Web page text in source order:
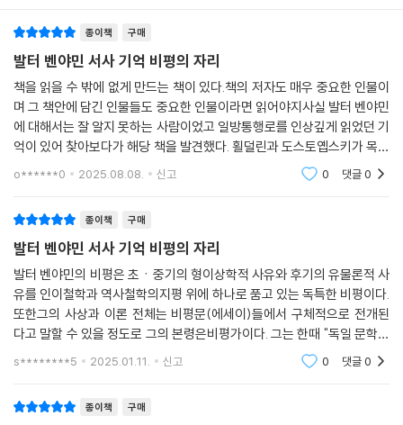
비평을 하나의 장르로 창출해낼 필요성은 벤야민에게는 당대에 퇴락해가
는 비평문화에서 자명하게 여겨졌다. 그는 "저널리즘이 비평을 파멸시킨
도구로 사용한 서평 제도의 무계획성과 자의성"에서 비평이 몰락해가는
원인을 본다. 비평의 권위는 점점 실추되고 신간에 대한 정보를 소개하며
허섭스레기 같은 미학적 견해를 늘어놓는 저널리즘에 자리를 내주게 된 상
황에서 비평을 갱신하기 위해서 그는 비평이 무엇보다 프로그램을 갖출 것
을 요구한다. 그러나 벤야민이 '문학 투쟁의 전략가'로서 비평가에게서 프
로그램을 요구한다면 그 전략과 프로그램은 어떤 정치적 독트린에 종속되
혁명적인 앙가주망의 필요성이 문학의 발전에서 예고되고 있음을 본다. 그
렇기 때문에 내재비평의 원칙은 비평가의 과제를 위시해 1930~31년에
쓴 문학비평 관련 노트들에서도 전혀 폐기되지 않고 일관되게 지켜진다.
벤야민에게 비평은 번역과 더불어 예술작품의 '계속된 삶'을 구성하는 요
소이다. 그러나 벤야민이 예술작품에서 흔히 사람들이 찾는 예술적 가치와
기능은 그가 그 작품에서 추구하는 역사철학적 인식에 비해볼 때에는 하나
의 단계에 지나지 않는다. 이러한 통찰은 형이상학적 초ㆍ중기에나 유물
된다면, 이 다른 것에는 나중에 벤야민이 중요한 성찰의 모티프로 거론하
종이책 구매
발터 벤야민 서사 기억 비평의 자리
책을 읽을 수 밖에 없게 만드는 책이 있다.책의 저자도 매우 중요한 인물이
며 그 책안에 담긴 인물들도 중요한 인물이라면 읽어야지사실 발터 벤야민
에 대해서는 잘 알지 못하는 사람이었고 일방통행로를 인상깊게 읽었던 기
억이 있어 찾아보다가 해당 책을 발견했다. 횔덜린과 도스토옙스키가 목차
에 적혀있는걸 보자마자 구매해서 봤지만 쉽게 읽는 쉬운책은 아닌듯하다.
o******0 2025.08.08. 신고 0 댓글0
종이책 구매
발터 벤야민 서사 기억 비평의 자리
발터 벤야민의 비평은 초ㆍ중기의 형이상학적 사유와 후기의 유물론적 사
유를 인이철학과 역사철학의지평 위에 하나로 품고 있는 독특한 비평이다.
또한그의 사상과 이론 전체는 비평문(에세이)들에서 구체적으로 전개된
다고 말할 수 있을 정도로 그의 본령은비평가이다. 그는 한때 "독일 문학의
최고의 비평가로 여겨지고자 한" 목표를 세웠는데, 이 목표는 달성됐다고
s********5 2025.01.11. 신고 0 댓글0
종이책 구매